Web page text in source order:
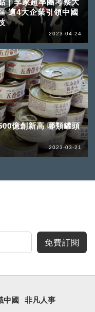
｜李家超率團考察大
這4大企業引領中國
2023-04-24
億創新高 哪類罐頭
2023-03-21
免費訂閱
中國 非凡人事